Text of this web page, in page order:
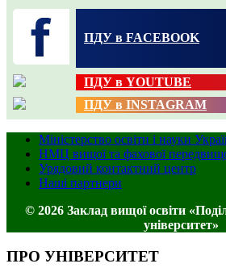
ПДУ в FACEBOOK
ПДУ в YOUTUBE
ПДУ в INSTAGRAM
Міністерство освіти і науки
НМЦ вищої та фахової
Урядовий контактний центр
Наші партнери
© 2026 Заклад вищої освіти
університет»
ПРО УНІВЕРСИТЕТ